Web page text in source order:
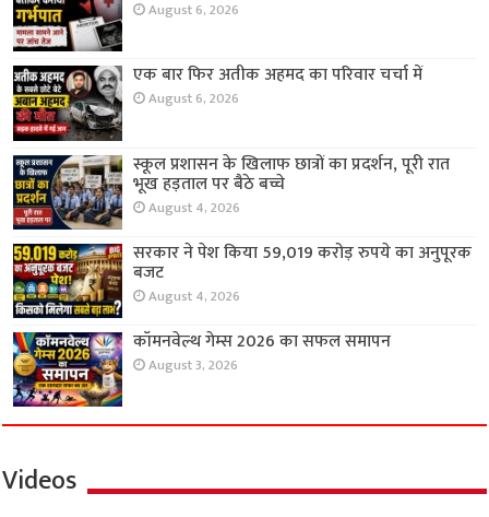
August 6, 2026
एक बार फिर अतीक अहमद का परिवार चर्चा में
August 6, 2026
स्कूल प्रशासन के खिलाफ छात्रों का प्रदर्शन, पूरी रात
भूख हड़ताल पर बैठे बच्चे
August 4, 2026
सरकार ने पेश किया 59,019 करोड़ रुपये का अनुपूरक
बजट
August 4, 2026
कॉमनवेल्थ गेम्स 2026 का सफल समापन
August 3, 2026
Videos